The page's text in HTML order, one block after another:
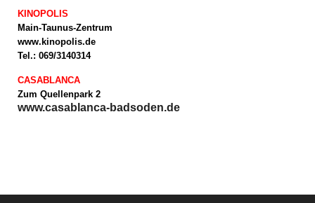
KINOPOLIS
Main-Taunus-Zentrum
www.kinopolis.de
Tel.: 069/3140314
CASABLANCA
Zum Quellenpark 2
www.casablanca-badsoden.de